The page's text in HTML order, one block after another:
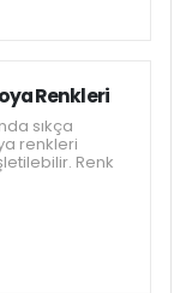
Renkleri
sıkça
renkleri
Renk